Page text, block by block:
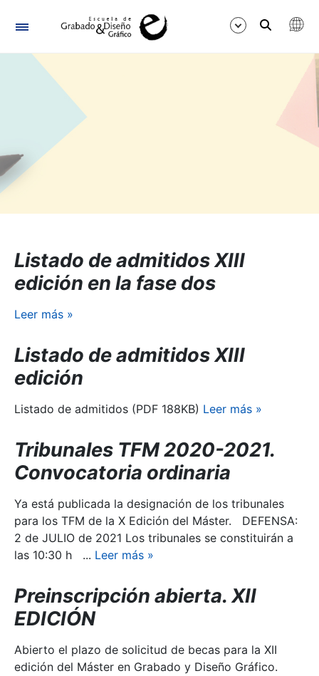
Navegación
Listado de admitidos XIII
edición en la fase dos
Leer más »
Listado de admitidos XIII
edición
Listado de admitidos (PDF 188KB) Leer más »
Tribunales TFM 2020-2021.
Convocatoria ordinaria
Ya está publicada la designación de los tribunales
para los TFM de la X Edición del Máster. DEFENSA:
2 de JULIO de 2021 Los tribunales se constituirán a
las 10:30 h ... Leer más »
Preinscripción abierta. XII
EDICIÓN
Abierto el plazo de solicitud de becas para la XII
edición del Máster en Grabado y Diseño Gráfico.